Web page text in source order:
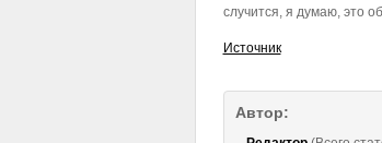
случится, я думаю, это
Источник
Автор: